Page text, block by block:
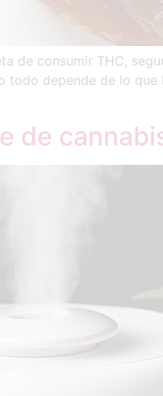
de consumir THC,
depende de lo
de